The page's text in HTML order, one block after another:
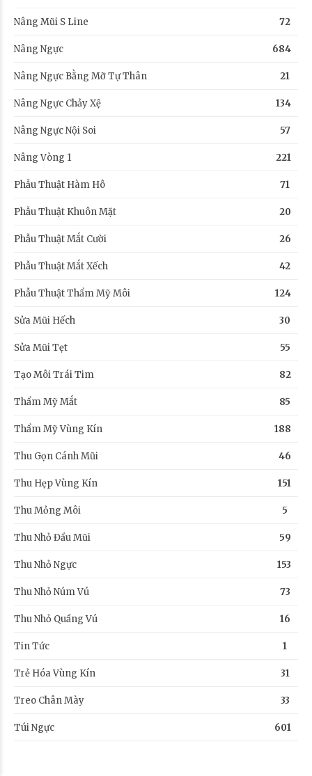
Nâng Mũi S Line 72
Nâng Ngực 684
Nâng Ngực Bằng Mỡ Tự Thân 21
Nâng Ngực Chảy Xệ 134
Nâng Ngực Nội Soi 57
Nâng Vòng 1 221
Phẫu Thuật Hàm Hô 71
Phẫu Thuật Khuôn Mặt 20
Phẫu Thuật Mắt Cười 26
Phẫu Thuật Mắt Xếch 42
Phẫu Thuật Thẩm Mỹ Môi 124
Sửa Mũi Hếch 30
Sửa Mũi Tẹt 55
Tạo Môi Trái Tim 82
Thẩm Mỹ Mắt 85
Thẩm Mỹ Vùng Kín 188
Thu Gọn Cánh Mũi 46
Thu Hẹp Vùng Kín 151
Thu Mỏng Môi 5
Thu Nhỏ Đầu Mũi 59
Thu Nhỏ Ngực 153
Thu Nhỏ Núm Vú 73
Thu Nhỏ Quầng Vú 16
Tin Tức 1
Trẻ Hóa Vùng Kín 31
Treo Chân Mày 33
Túi Ngực 601
Huyền Trang